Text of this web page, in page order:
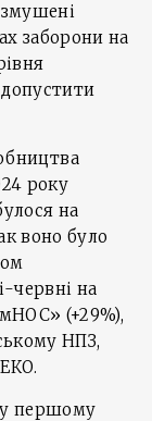
заборони на
року
на
воно було
червні на
(+29%),
НПЗ,
у першому